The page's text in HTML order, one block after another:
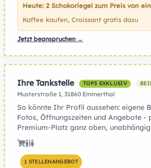
Heute: 2 Schokoriegel zum Preis von
Kaffee kaufen, Croissant gratis dazu
Jetzt beanspruchen →
Ihre Tankstelle TOP3 EXKLUSIV
Musterstraße 1, 31860 Emmerthal
So könnte Ihr Profil aussehen: eigene
Fotos, Öffnungszeiten und Angebote -
Premium-Platz ganz oben, unabhängig
1 STELLENANGEBOT